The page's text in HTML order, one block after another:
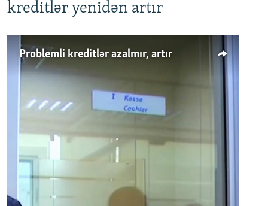
kreditlər yenidən artır
Problemli kreditlər azalmır, artır